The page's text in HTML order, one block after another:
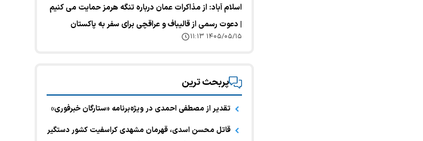
اسلام آباد: از مذاکرات عمان درباره تنگه هرمز حمایت می کنیم
| دعوت رسمی از قالیباف و عراقچی برای سفر به پاکستان
۱۴۰۵/۰۵/۱۵ ۱۱:۱۳
پربحث ترین
تقدیر از مصطفی احمدی در ویژه‌برنامه «ستارگان خبرفوری»
قاتل محسن اسدی، قهرمان مشهدی کراسفیت کشور دستگیر